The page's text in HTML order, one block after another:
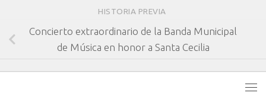
HISTORIA PREVIA
Concierto extraordinario de la Banda Municipal
de Música en honor a Santa Cecilia